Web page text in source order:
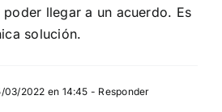
poder llegar a un acuerdo. Es
solución.
03/2022 en 14:45 - Responder